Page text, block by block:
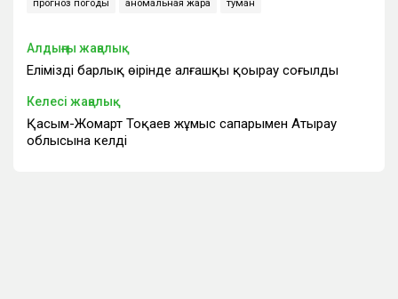
прогноз погоды аномальная жара туман
Алдыңғы жаңалық
Еліміздің барлық өңірінде алғашқы қоңырау соғылды
Келесі жаңалық
Қасым-Жомарт Тоқаев жұмыс сапарымен Атырау
облысына келді